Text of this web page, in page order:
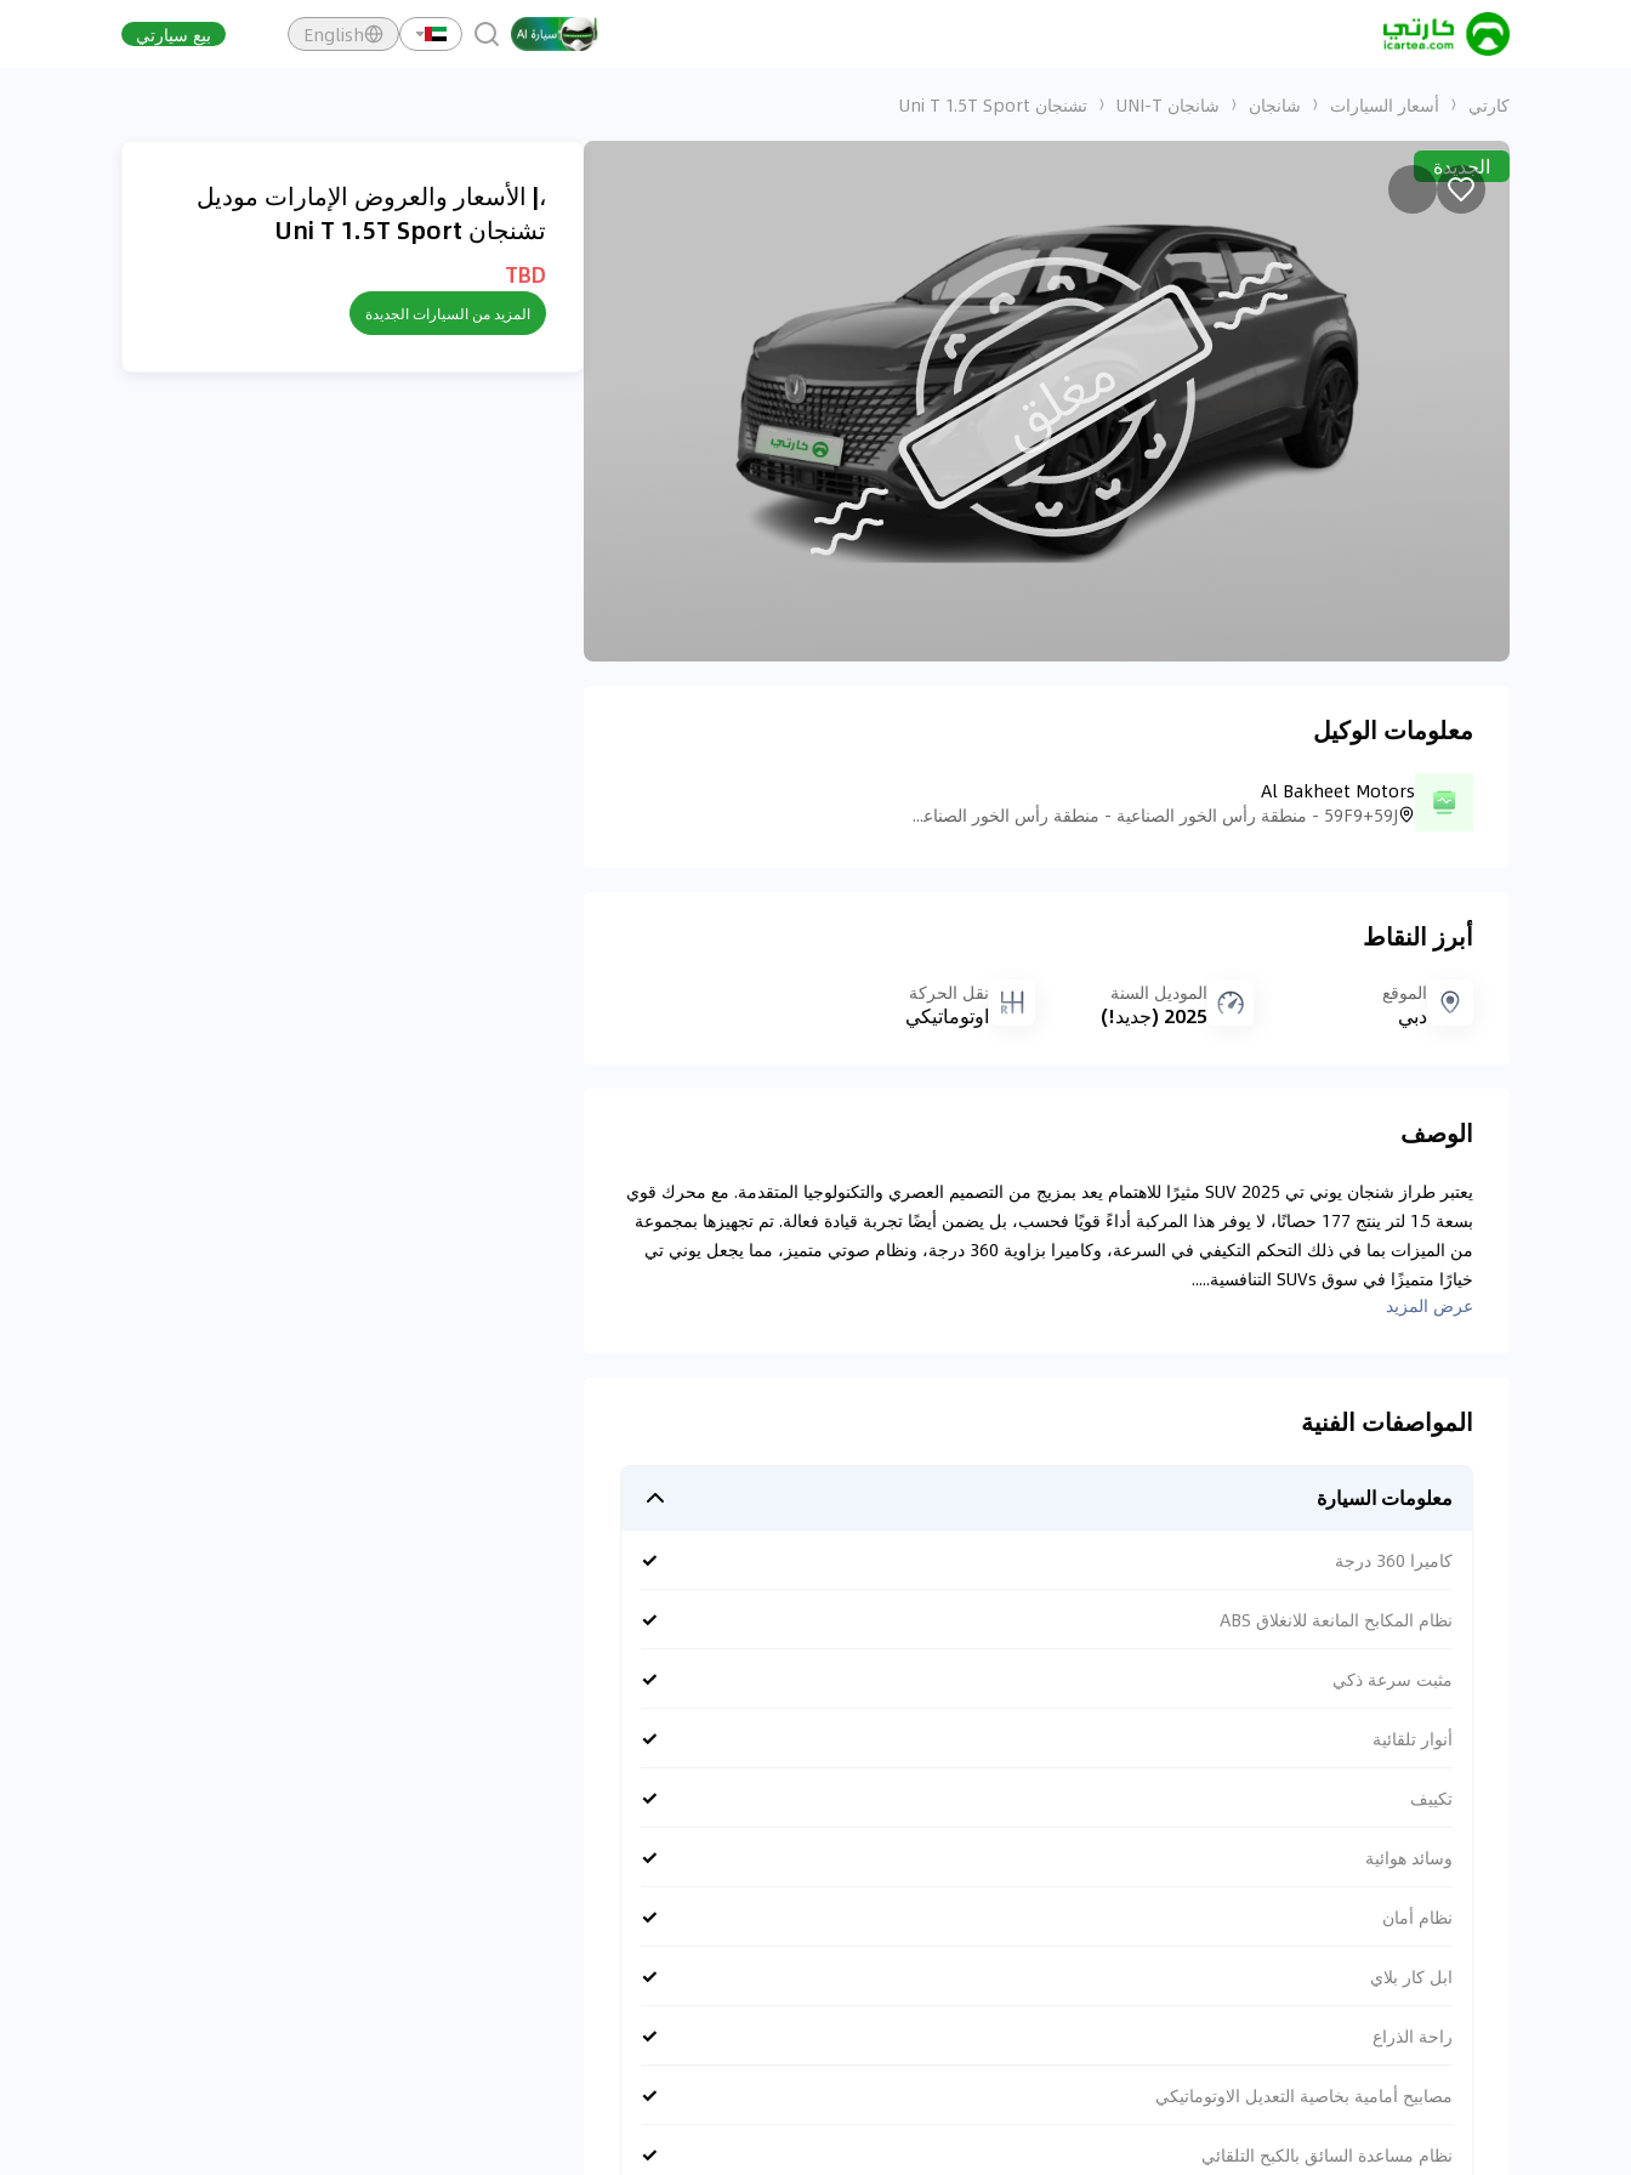
English بيع سيارتي
كارتي أسعار السيارات شانجان شانجان UNI-T تشنجان Uni T 1.5T Sport
الجديدة
معلومات الوكيل
Al Bakheet Motors
59F9+59J - منطقة رأس الخور الصناعية - منطقة رأس الخور الصناعية - ٣ - دبي - الإمارات العربية المتحدة
أبرز النقاط
الموقع
دبي
الموديل السنة
2025 (جديد!)
نقل الحركة
اوتوماتيكي
الوصف
يعتبر طراز شنجان يوني تي 2025 SUV مثيرًا للاهتمام يعد بمزيج من التصميم العصري والتكنولوجيا المتقدمة. مع محرك قوي
بسعة 1.5 لتر ينتج 177 حصانًا، لا يوفر هذا المركبة أداءً قويًا فحسب، بل يضمن أيضًا تجربة قيادة فعالة. تم تجهيزها بمجموعة
من الميزات بما في ذلك التحكم التكيفي في السرعة، وكاميرا بزاوية 360 درجة، ونظام صوتي متميز، مما يجعل يوني تي
خيارًا متميزًا في سوق SUVs التنافسية.....
عرض المزيد
المواصفات الفنية
معلومات السيارة
كاميرا 360 درجة ✓
نظام المكابح المانعة للانغلاق ABS ✓
مثبت سرعة ذكي ✓
أنوار تلقائية ✓
تكييف ✓
وسائد هوائية ✓
نظام أمان ✓
ابل كار بلاي ✓
راحة الذراع ✓
مصابيح أمامية بخاصية التعديل الاوتوماتيكي ✓
نظام مساعدة السائق بالكبح التلقائي ✓
،| الأسعار والعروض الإمارات موديل
تشنجان Uni T 1.5T Sport
TBD
المزيد من السيارات الجديدة